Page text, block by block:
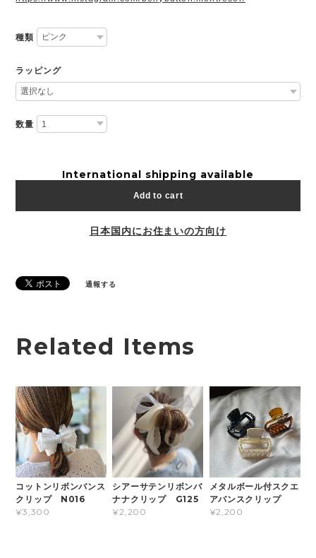
種類
ラッピング
数量
International shipping available
Add to cart
日本国内にお住まいの方向け
通報する
Related Items
コットンリボンバンス
クリップ N016
¥3,300
シアーサテンリボンバ
ナナクリップ G125
¥2,200
メタルボール付スクエ
アバンスクリップ
¥2,200